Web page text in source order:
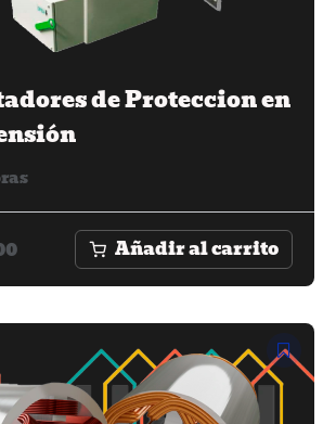
de Proteccion en
Añadir al carrito